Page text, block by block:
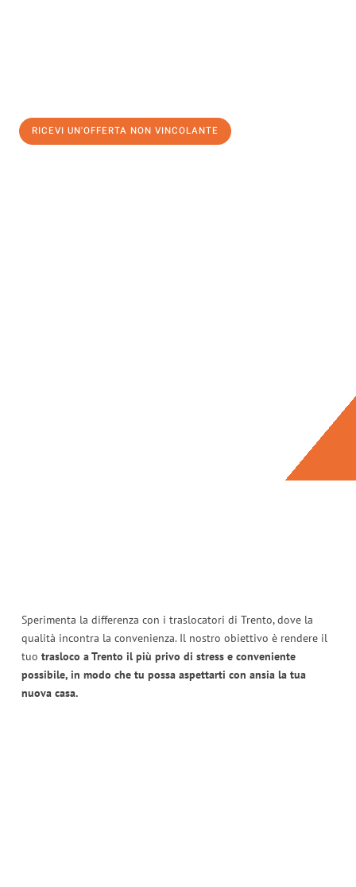
RICEVI UN'OFFERTA NON VINCOLANTE
Sperimenta la differenza con i traslocatori di Trento, dove la
qualità incontra la convenienza. Il nostro obiettivo è rendere il
tuo trasloco a Trento il più privo di stress e conveniente
possibile, in modo che tu possa aspettarti con ansia la tua
nuova casa.